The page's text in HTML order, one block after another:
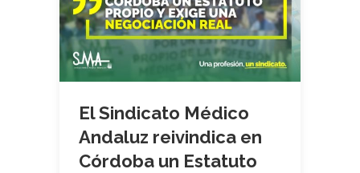
El Sindicato Médico
Andaluz reivindica en
Córdoba un Estatuto